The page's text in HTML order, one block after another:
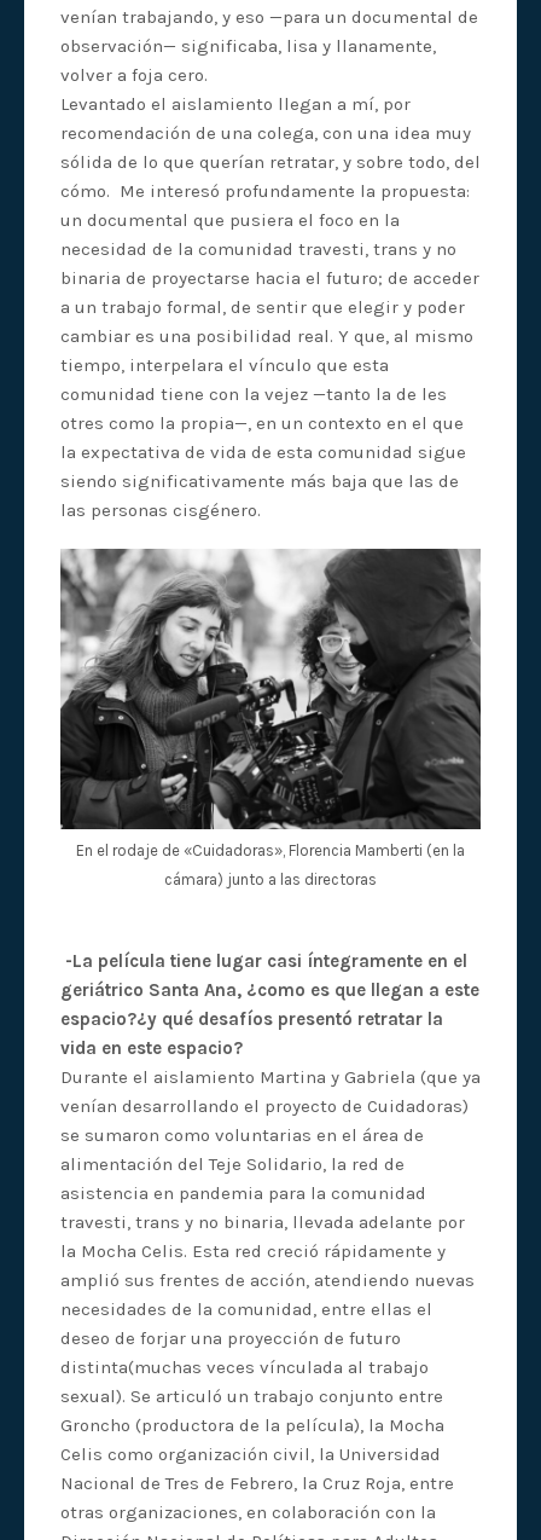
venían trabajando, y eso —para un documental de
observación— significaba, lisa y llanamente,
volver a foja cero.
Levantado el aislamiento llegan a mí, por
recomendación de una colega, con una idea muy
sólida de lo que querían retratar, y sobre todo, del
cómo. Me interesó profundamente la propuesta:
un documental que pusiera el foco en la
necesidad de la comunidad travesti, trans y no
binaria de proyectarse hacia el futuro; de acceder
a un trabajo formal, de sentir que elegir y poder
cambiar es una posibilidad real. Y que, al mismo
tiempo, interpelara el vínculo que esta
comunidad tiene con la vejez —tanto la de les
otres como la propia—, en un contexto en el que
la expectativa de vida de esta comunidad sigue
siendo significativamente más baja que las de
las personas cisgénero.
En el rodaje de «Cuidadoras», Florencia Mamberti (en la
cámara) junto a las directoras
-La película tiene lugar casi íntegramente en el
geriátrico Santa Ana, ¿como es que llegan a este
espacio?¿y qué desafíos presentó retratar la
vida en este espacio?
Durante el aislamiento Martina y Gabriela (que ya
venían desarrollando el proyecto de Cuidadoras)
se sumaron como voluntarias en el área de
alimentación del Teje Solidario, la red de
asistencia en pandemia para la comunidad
travesti, trans y no binaria, llevada adelante por
la Mocha Celis. Esta red creció rápidamente y
amplió sus frentes de acción, atendiendo nuevas
necesidades de la comunidad, entre ellas el
deseo de forjar una proyección de futuro
distinta(muchas veces vínculada al trabajo
sexual). Se articuló un trabajo conjunto entre
Groncho (productora de la película), la Mocha
Celis como organización civil, la Universidad
Nacional de Tres de Febrero, la Cruz Roja, entre
otras organizaciones, en colaboración con la